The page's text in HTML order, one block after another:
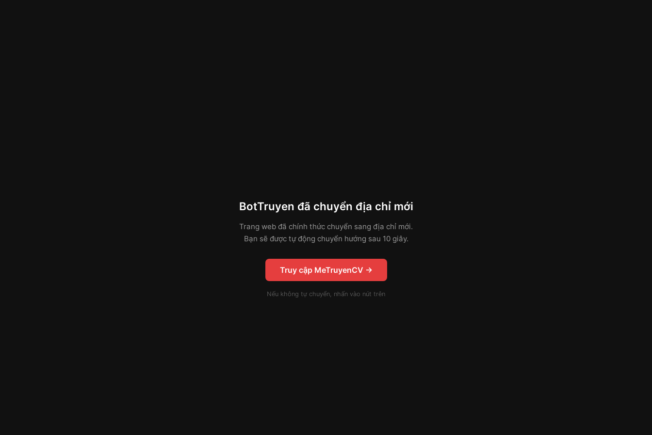
BotTruyen đã chuyển địa chỉ mới
Trang web đã chính thức chuyển sang địa chỉ mới.
Bạn sẽ được tự động chuyển hướng sau 10 giây.
Truy cập MeTruyenCV →
Nếu không tự chuyển, nhấn vào nút trên